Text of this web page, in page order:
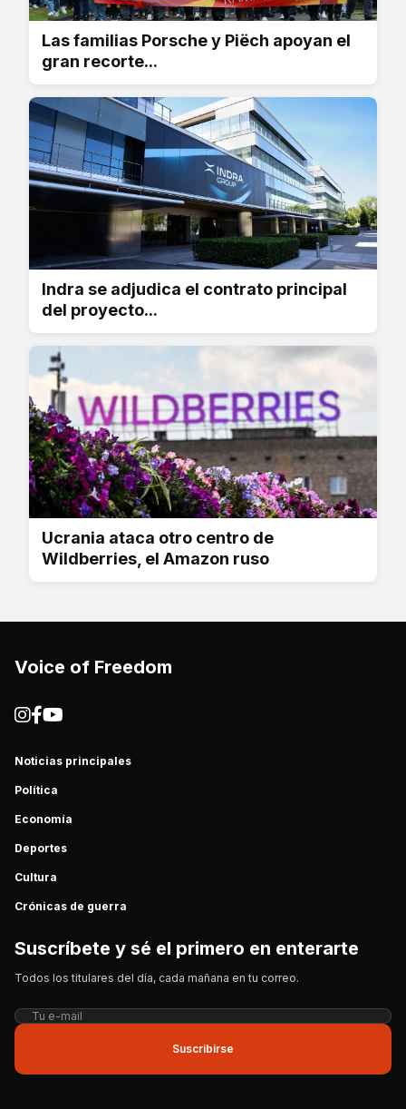
Las familias Porsche y Piëch apoyan el
gran recorte...
Indra se adjudica el contrato principal
del proyecto...
Ucrania ataca otro centro de
Wildberries, el Amazon ruso
Voice of Freedom
Noticias principales
Política
Economía
Deportes
Cultura
Crónicas de guerra
Suscríbete y sé el primero en enterarte
Todos los titulares del día, cada mañana en tu correo.
Suscribirse